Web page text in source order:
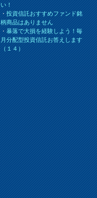
い！
・投資信託おすすめファンド銘
柄商品はありません
・暴落で大損を経験しよう！毎
月分配型投資信託お答えします
（１４）